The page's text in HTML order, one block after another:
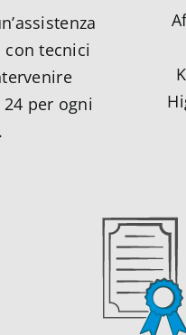
tecnici
per ogni